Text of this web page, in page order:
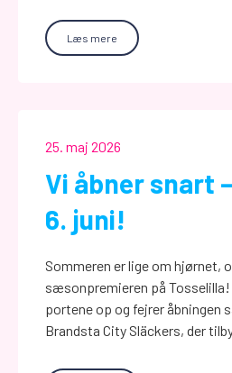
Læs mere
25. maj 2026
Vi åbner snart
6. juni!
Sommeren er lige om hjørnet,
sæsonpremieren på Tosselilla!
portene op og fejrer åbningen
Brandsta City Släckers, der